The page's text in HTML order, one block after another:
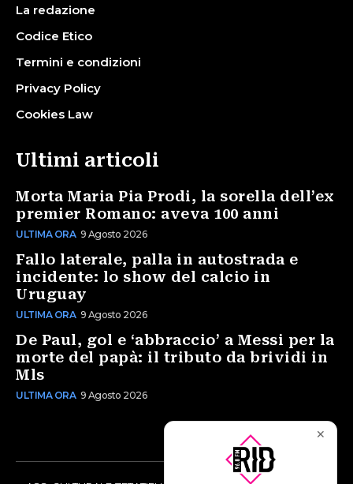
La redazione
Codice Etico
Termini e condizioni
Privacy Policy
Cookies Law
Ultimi articoli
Morta Maria Pia Prodi, la sorella dell’ex
premier Romano: aveva 100 anni
ULTIMA ORA 9 Agosto 2026
Fallo laterale, palla in autostrada e
incidente: lo show del calcio in
Uruguay
ULTIMA ORA 9 Agosto 2026
De Paul, gol e ‘abbraccio’ a Messi per la
morte del papà: il tributo da brividi in
Mls
ULTIMA ORA 9 Agosto 2026
✕